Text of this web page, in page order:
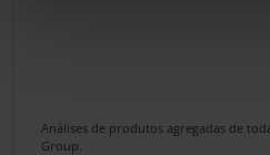
Análises de produtos agregadas de
Group.